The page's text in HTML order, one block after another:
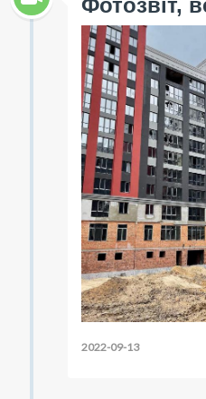
Фотозвіт,
2022-09-13